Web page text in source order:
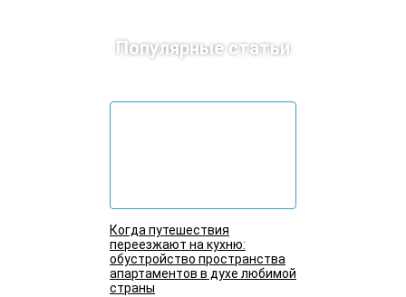
Популярные статьи
Когда путешествия
переезжают на кухню:
обустройство пространства
апартаментов в духе любимой
страны